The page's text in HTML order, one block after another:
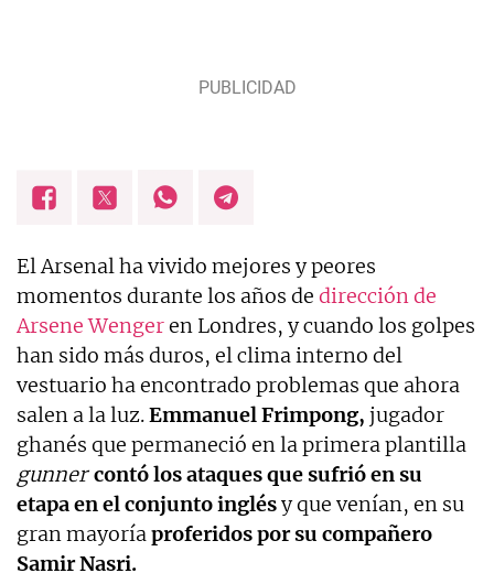
El Arsenal ha vivido mejores y peores
momentos durante los años de dirección de
Arsene Wengeren Londres, y cuando los golpes
han sido más duros, el clima interno del
vestuario ha encontrado problemas que ahora
salen a la luz.Emmanuel Frimpong, jugador
ghanés que permaneció en la primera plantilla
gunnercontó los ataques que sufrió en su
etapa en el conjunto inglésy que venían, en su
gran mayoría proferidos por su compañero
Samir Nasri.